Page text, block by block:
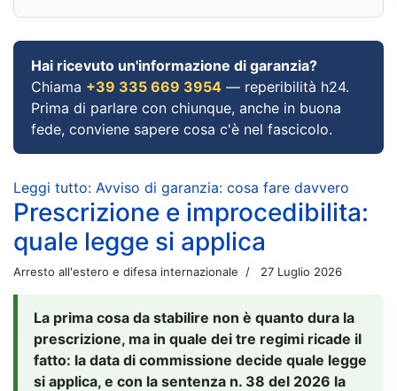
Hai ricevuto un'informazione di garanzia?
Chiama +39 335 669 3954 — reperibilità h24.
Prima di parlare con chiunque, anche in buona
fede, conviene sapere cosa c'è nel fascicolo.
Leggi tutto: Avviso di garanzia: cosa fare davvero
Prescrizione e improcedibilita:
quale legge si applica
Arresto all'estero e difesa internazionale 27 Luglio 2026
La prima cosa da stabilire non è quanto dura la
prescrizione, ma in quale dei tre regimi ricade il
fatto: la data di commissione decide quale legge
si applica, e con la sentenza n. 38 del 2026 la